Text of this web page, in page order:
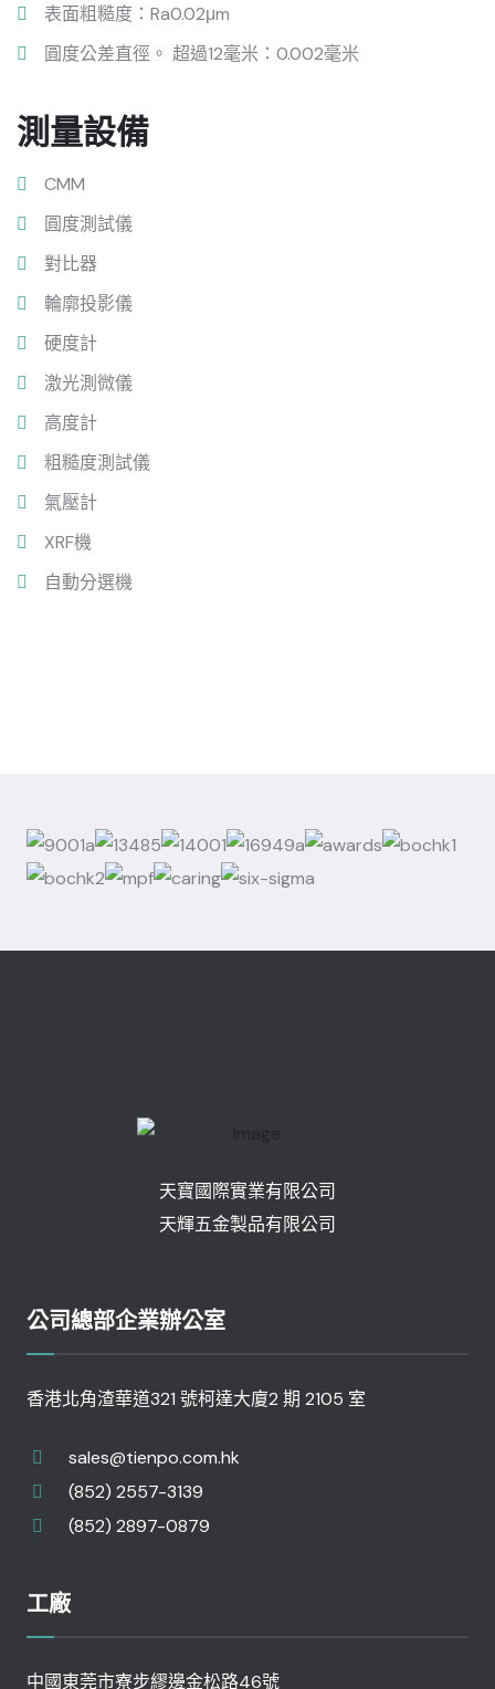
表面粗糙度：Ra0.02μm
圓度公差直徑。 超過12毫米：0.002毫米
測量設備
CMM
圓度測試儀
對比器
輪廓投影儀
硬度計
激光測微儀
高度計
粗糙度測試儀
氣壓計
XRF機
自動分選機
天寶國際實業有限公司
天輝五金製品有限公司
公司總部企業辦公室
香港北角渣華道321 號柯達大廈2 期 2105 室
sales@tienpo.com.hk
(852) 2557-3139
(852) 2897-0879
工廠
中國東莞市寮步繆邊金松路46號